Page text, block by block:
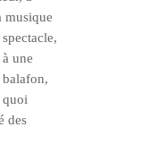
musique
une
balafon,
des